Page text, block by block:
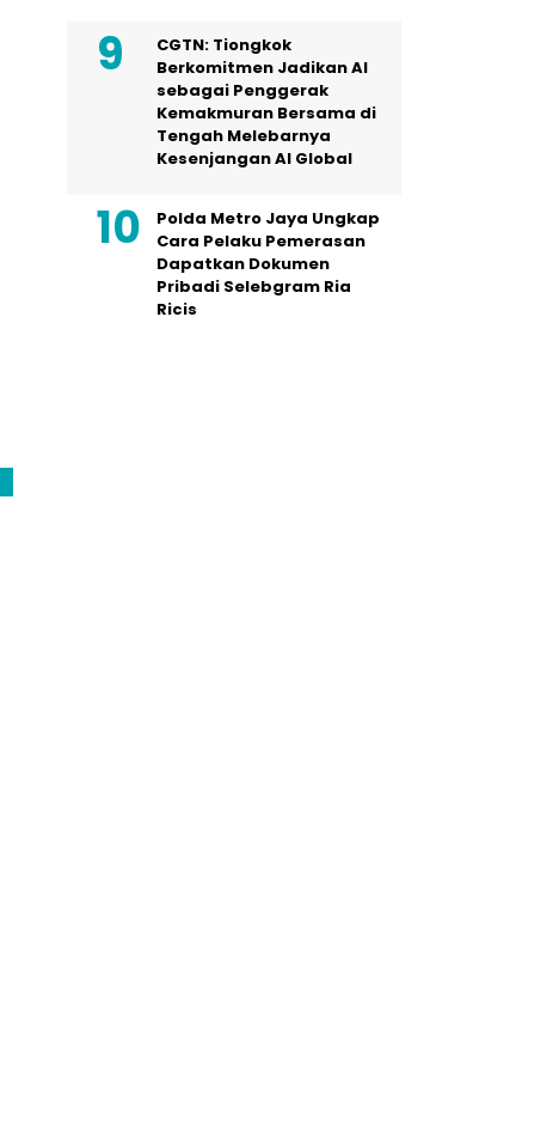
CGTN: Tiongkok
Berkomitmen Jadikan AI
sebagai Penggerak
Kemakmuran Bersama di
Tengah Melebarnya
Kesenjangan AI Global
Polda Metro Jaya Ungkap
Cara Pelaku Pemerasan
Dapatkan Dokumen
Pribadi Selebgram Ria
Ricis